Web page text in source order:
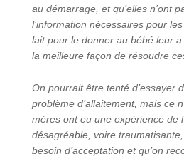
au démarrage, et qu’elles n’ont
l’information nécessaires pour
lait pour le donner au bébé leur
la meilleure façon de résoudre
On pourrait être tenté d’essayer
problème d’allaitement, mais ce
mères ont eu une expérience de
désagréable, voire
besoin d’acceptation et qu’on